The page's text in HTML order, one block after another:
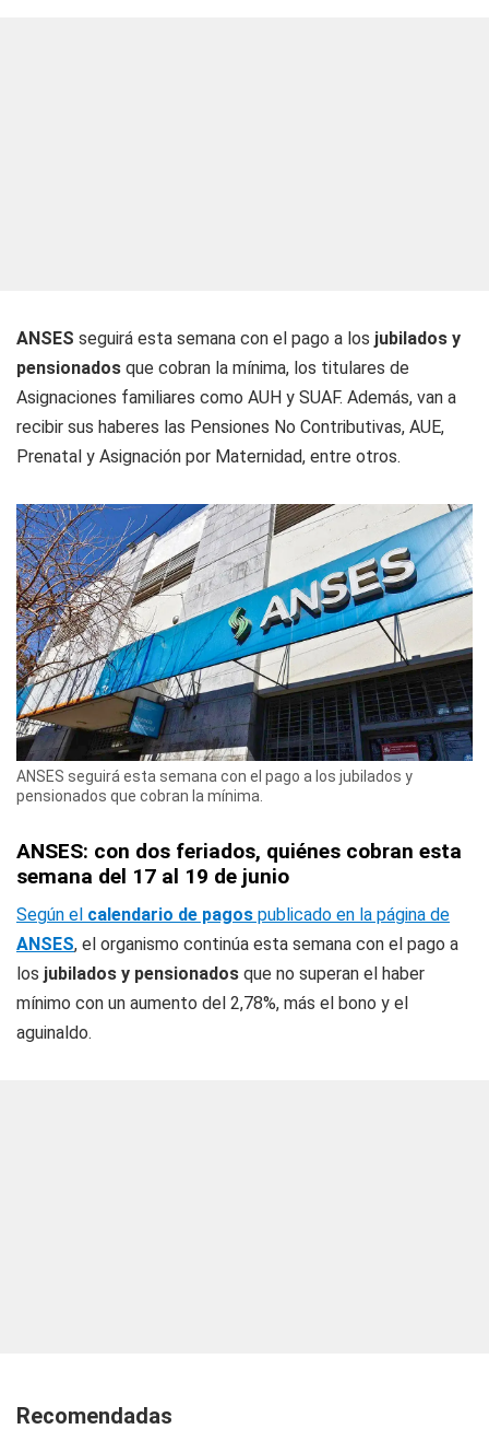
ANSES seguirá esta semana con el pago a los jubilados y
pensionados que cobran la mínima, los titulares de
Asignaciones familiares como AUH y SUAF. Además, van a
recibir sus haberes las Pensiones No Contributivas, AUE,
Prenatal y Asignación por Maternidad, entre otros.
ANSES seguirá esta semana con el pago a los jubilados y
pensionados que cobran la mínima.
ANSES: con dos feriados, quiénes cobran esta
semana del 17 al 19 de junio
Según el calendario de pagos publicado en la página de
ANSES, el organismo continúa esta semana con el pago a
los jubilados y pensionados que no superan el haber
mínimo con un aumento del 2,78%, más el bono y el
aguinaldo.
Recomendadas